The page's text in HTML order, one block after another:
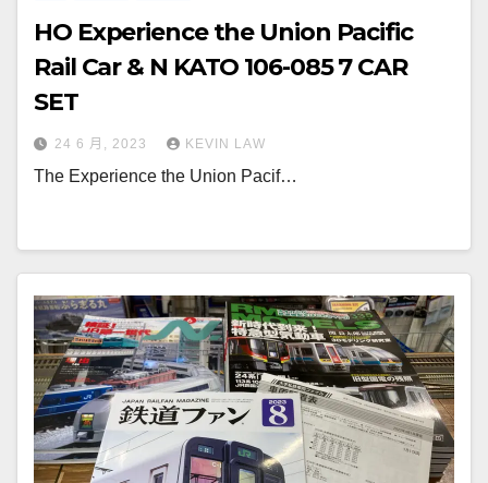
HO Experience the Union Pacific
Rail Car & N KATO 106-085 7 CAR
SET
24 6 月, 2023 KEVIN LAW
The Experience the Union Pacif…